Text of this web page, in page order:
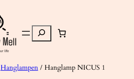
Zoeken
Hanglampen/ Hanglamp NICUS 1